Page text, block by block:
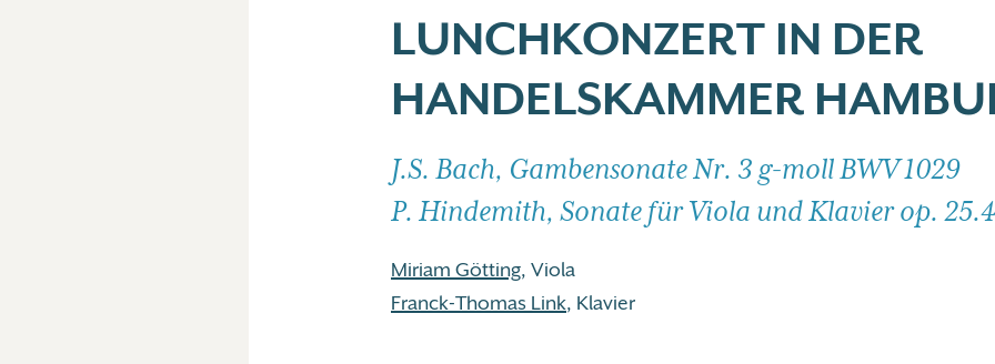
LUNCHKONZERT IN DER
HANDELSKAMMER
J.S. Bach, Gambensonate Nr. 3 g-moll BWV 1029
P. Hindemith, Sonate für Viola und Klavier op. 25.4
Miriam Götting, Viola
Franck-Thomas Link, Klavier